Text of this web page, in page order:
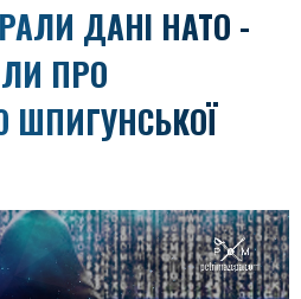
ДАНІ НАТО -
ПРО
ШПИГУНСЬКОЇ